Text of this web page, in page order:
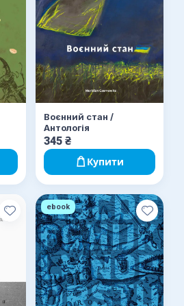
Воєнний стан /
Антологія
345 ₴
Купити
ebook